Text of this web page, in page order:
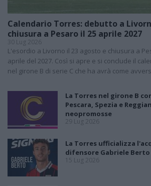
Calendario Torres: debutto a
chiusura a Pesaro il 25 aprile 2027
30 Lug 2026
L'esordio a Livorno il 23 agosto e chiusura a
aprile del 2027. Così si apre e si conclude il
nel girone B di serie C che ha avrà come
La Torres nel girone B
Pescara, Spezia e
neopromosse
29 Lug 2026
La Torres ufficializza
difensore Gabriele Berto
15 Lug 2026